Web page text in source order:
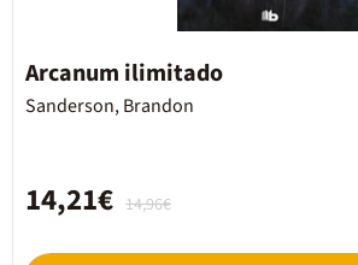
Arcanum ilimitado
Sanderson, Brandon
14,96€
14,21€